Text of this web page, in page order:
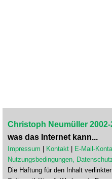
Christoph Neumüller 2002-
was das Internet kann...
Impressum Kontakt E-Mail-
Nutzungsbedingungen,
Die Haftung für den Inhalt